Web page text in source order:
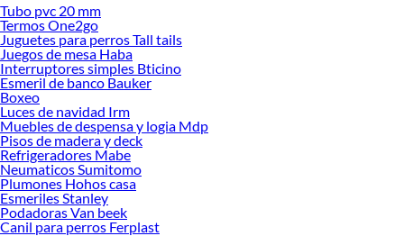
Tubo pvc 20 mm
Termos One2go
Juguetes para perros Tall tails
Juegos de mesa Haba
Interruptores simples Bticino
Esmeril de banco Bauker
Boxeo
Luces de navidad Irm
Muebles de despensa y logia Mdp
Pisos de madera y deck
Refrigeradores Mabe
Neumaticos Sumitomo
Plumones Hohos casa
Esmeriles Stanley
Podadoras Van beek
Canil para perros Ferplast